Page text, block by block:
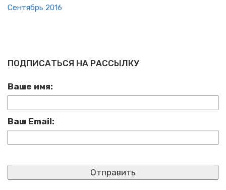
Сен­тябрь 2016
ПОДПИСАТЬСЯ НА РАССЫЛКУ
Ваше имя:
Ваш Email: